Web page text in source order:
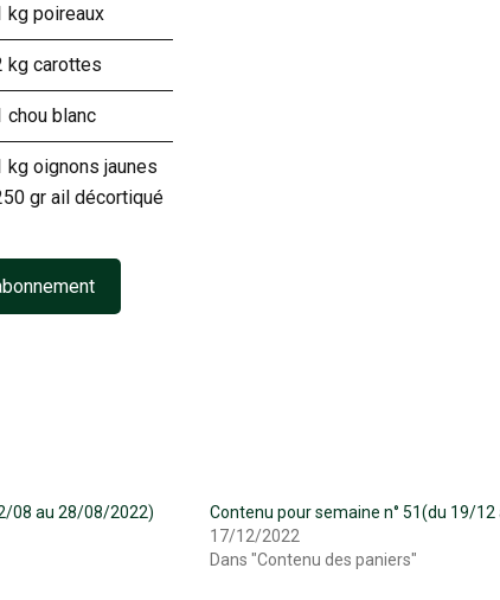
kg poireaux
kg carottes
chou blanc
kg oignons jaunes
gr ail décortiqué
08 au 28/08/2022)
Contenu pour semaine n° 51(du 19/
17/12/2022
Dans "Contenu des paniers"